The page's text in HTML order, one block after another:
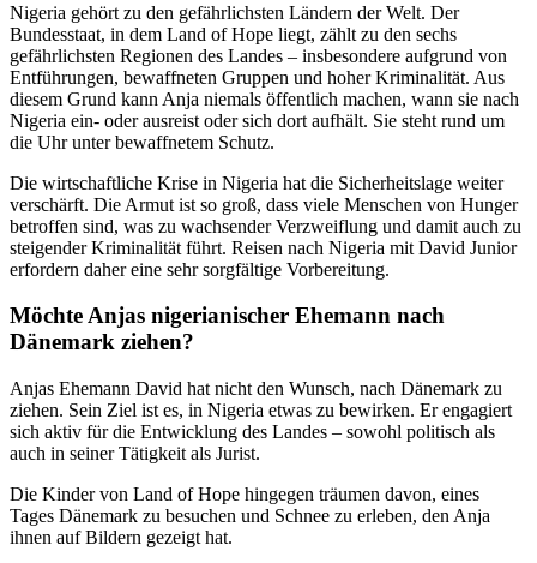
Nigeria gehört zu den gefährlichsten Ländern der Welt. Der
Bundesstaat, in dem Land of Hope liegt, zählt zu den sechs
gefährlichsten Regionen des Landes – insbesondere aufgrund von
Entführungen, bewaffneten Gruppen und hoher Kriminalität. Aus
diesem Grund kann Anja niemals öffentlich machen, wann sie nach
Nigeria ein- oder ausreist oder sich dort aufhält. Sie steht rund um
die Uhr unter bewaffnetem Schutz.
Die wirtschaftliche Krise in Nigeria hat die Sicherheitslage weiter
verschärft. Die Armut ist so groß, dass viele Menschen von Hunger
betroffen sind, was zu wachsender Verzweiflung und damit auch zu
steigender Kriminalität führt. Reisen nach Nigeria mit David Junior
erfordern daher eine sehr sorgfältige Vorbereitung.
Möchte Anjas nigerianischer Ehemann nach
Dänemark ziehen?
Anjas Ehemann David hat nicht den Wunsch, nach Dänemark zu
ziehen. Sein Ziel ist es, in Nigeria etwas zu bewirken. Er engagiert
sich aktiv für die Entwicklung des Landes – sowohl politisch als
auch in seiner Tätigkeit als Jurist.
Die Kinder von Land of Hope hingegen träumen davon, eines
Tages Dänemark zu besuchen und Schnee zu erleben, den Anja
ihnen auf Bildern gezeigt hat.